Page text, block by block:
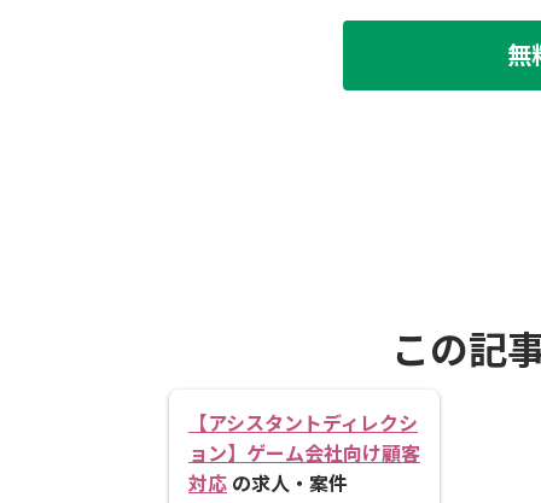
無
この記
【アシスタントディレクシ
ョン】ゲーム会社向け顧客
対応 の求人・案件